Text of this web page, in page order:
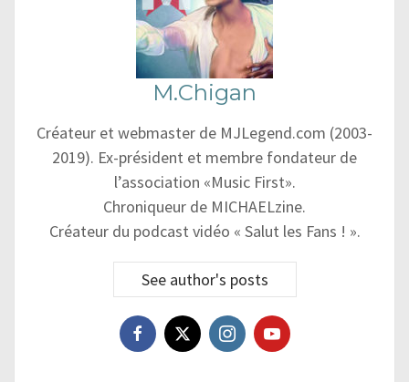
M.Chigan
Créateur et webmaster de MJLegend.com (2003-
2019). Ex-président et membre fondateur de
l’association «Music First».
Chroniqueur de MICHAELzine.
Créateur du podcast vidéo « Salut les Fans ! ».
See author's posts